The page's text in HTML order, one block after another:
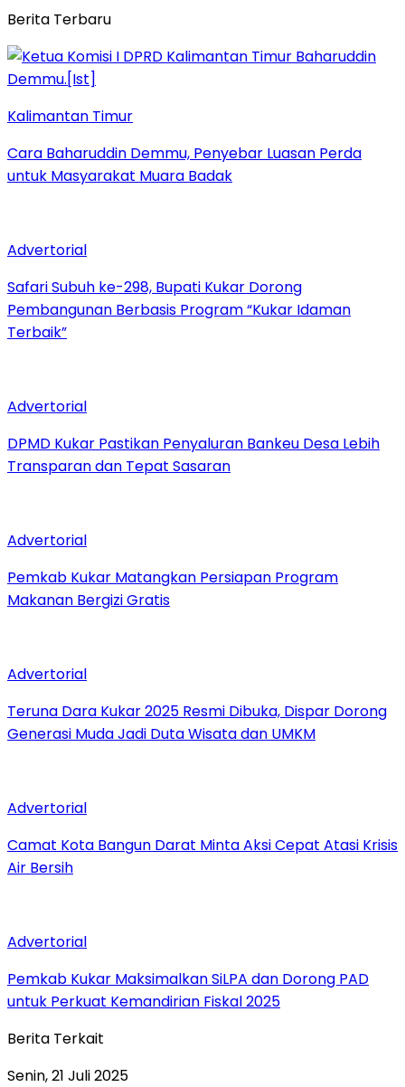
Berita Terbaru
Kalimantan Timur
Cara Baharuddin Demmu, Penyebar Luasan Perda
untuk Masyarakat Muara Badak
Advertorial
Safari Subuh ke-298, Bupati Kukar Dorong
Pembangunan Berbasis Program “Kukar Idaman
Terbaik”
Advertorial
DPMD Kukar Pastikan Penyaluran Bankeu Desa Lebih
Transparan dan Tepat Sasaran
Advertorial
Pemkab Kukar Matangkan Persiapan Program
Makanan Bergizi Gratis
Advertorial
Teruna Dara Kukar 2025 Resmi Dibuka, Dispar Dorong
Generasi Muda Jadi Duta Wisata dan UMKM
Advertorial
Camat Kota Bangun Darat Minta Aksi Cepat Atasi Krisis
Air Bersih
Advertorial
Pemkab Kukar Maksimalkan SiLPA dan Dorong PAD
untuk Perkuat Kemandirian Fiskal 2025
Berita Terkait
Senin, 21 Juli 2025